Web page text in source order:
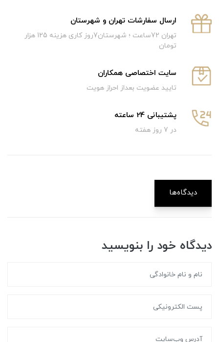
ارسال سفارشات تهران و شهرستان
تهران 72ساعت ؛ شهرستان7روز کاری هزینه 125 هزار
تومان
سایت اختصاصی همکاران
تایید عضویت بعداز احراز هویت
پشتیبانی 24 ساعته
در 7 روز هفته
دیدگاه‌ها
دیدگاه خود را بنویسید